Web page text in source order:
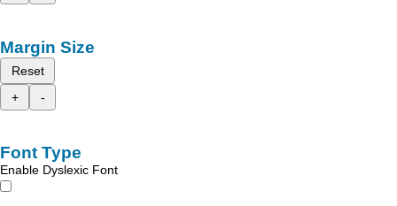
Margin Size
Reset
+
-
Font Type
Enable Dyslexic Font